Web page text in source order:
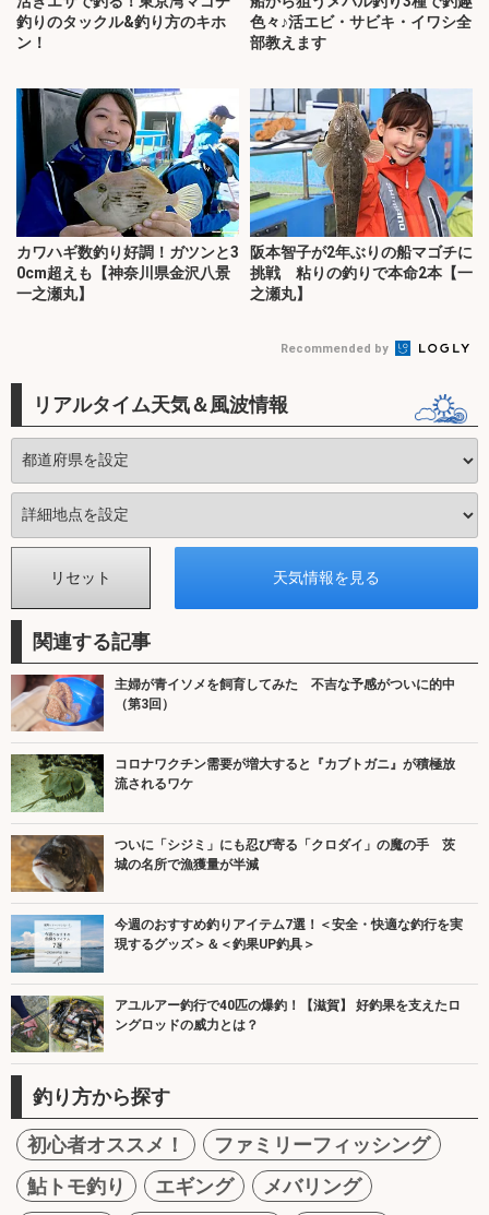
釣りのタックル&釣り方のキホ
ン！
色々♪活エビ・サビキ・イワシ全
部教えます
カワハギ数釣り好調！ガツンと3
0cm超えも【神奈川県金沢八景
一之瀬丸】
阪本智子が2年ぶりの船マゴチに
挑戦 粘りの釣りで本命2本【一
之瀬丸】
Recommended by
リアルタイム天気＆風波情報
関連する記事
主婦が青イソメを飼育してみた 不吉な予感がついに的中
（第3回）
コロナワクチン需要が増大すると『カブトガニ』が積極放
流されるワケ
ついに「シジミ」にも忍び寄る「クロダイ」の魔の手 茨
城の名所で漁獲量が半減
今週のおすすめ釣りアイテム7選！＜安全・快適な釣行を実
現するグッズ＞＆＜釣果UP釣具＞
アユルアー釣行で40匹の爆釣！【滋賀】 好釣果を支えたロ
ングロッドの威力とは？
釣り方から探す
初心者オススメ！
ファミリーフィッシング
鮎トモ釣り
エギング
メバリング